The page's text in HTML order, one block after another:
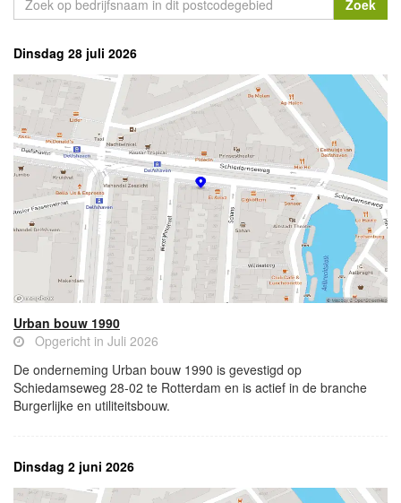
Dinsdag 28 juli 2026
Urban bouw 1990
Opgericht in Juli 2026
De onderneming Urban bouw 1990 is gevestigd op
Schiedamseweg 28-02 te Rotterdam en is actief in de branche
Burgerlijke en utiliteitsbouw.
Dinsdag 2 juni 2026